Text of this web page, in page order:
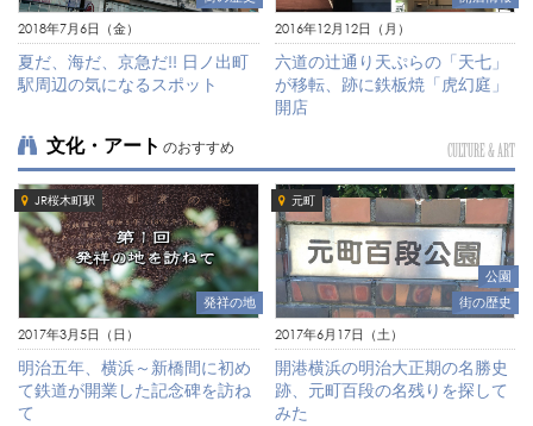
2018年7月6日（金）
夏だ、海だ、京急だ!! 日ノ出町
駅周辺の気になるスポット
2016年12月12日（月）
六道の辻通り天ぷらの「天七」
が移転、跡に鉄板焼「虎幻庭」
開店
文化・アート のおすすめ CULTURE & ART
JR桜木町駅
発祥の地
2017年3月5日（日）
明治五年、横浜～新橋間に初め
て鉄道が開業した記念碑を訪ね
て
元町
公園
街の歴史
2017年6月17日（土）
開港横浜の明治大正期の名勝史
跡、元町百段の名残りを探して
みた